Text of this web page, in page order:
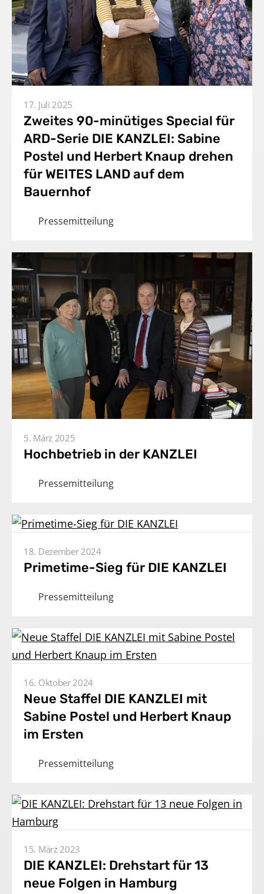
17. Juli 2025
Zweites 90-minütiges Special für
ARD-Serie DIE KANZLEI: Sabine
Postel und Herbert Knaup drehen
für WEITES LAND auf dem
Bauernhof
Pressemitteilung
5. März 2025
Hochbetrieb in der KANZLEI
Pressemitteilung
18. Dezember 2024
Primetime-Sieg für DIE KANZLEI
Pressemitteilung
16. Oktober 2024
Neue Staffel DIE KANZLEI mit
Sabine Postel und Herbert Knaup
im Ersten
Pressemitteilung
15. März 2023
DIE KANZLEI: Drehstart für 13
neue Folgen in Hamburg
Presse
Karriere
Impressum